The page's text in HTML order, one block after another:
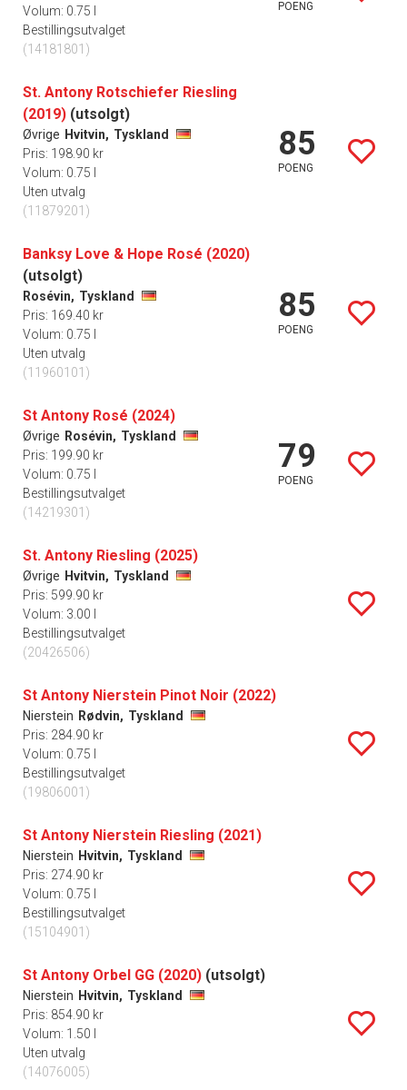
Volum: 0.75 l
Bestillingsutvalget
(14181801)
POENG
St. Antony Rotschiefer Riesling
(2019) (utsolgt)
Øvrige Hvitvin, Tyskland
Pris: 198.90 kr
Volum: 0.75 l
Uten utvalg
(11879201)
85
POENG
Banksy Love & Hope Rosé (2020)
(utsolgt)
Rosévin, Tyskland
Pris: 169.40 kr
Volum: 0.75 l
Uten utvalg
(11960101)
85
POENG
St Antony Rosé (2024)
Øvrige Rosévin, Tyskland
Pris: 199.90 kr
Volum: 0.75 l
Bestillingsutvalget
(14219301)
79
POENG
St. Antony Riesling (2025)
Øvrige Hvitvin, Tyskland
Pris: 599.90 kr
Volum: 3.00 l
Bestillingsutvalget
(20426506)
St Antony Nierstein Pinot Noir (2022)
Nierstein Rødvin, Tyskland
Pris: 284.90 kr
Volum: 0.75 l
Bestillingsutvalget
(19806001)
St Antony Nierstein Riesling (2021)
Nierstein Hvitvin, Tyskland
Pris: 274.90 kr
Volum: 0.75 l
Bestillingsutvalget
(15104901)
St Antony Orbel GG (2020) (utsolgt)
Nierstein Hvitvin, Tyskland
Pris: 854.90 kr
Volum: 1.50 l
Uten utvalg
(14076005)